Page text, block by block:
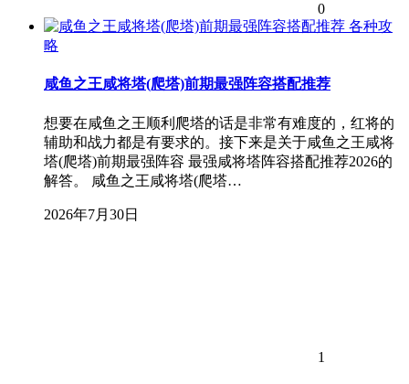
0
各种攻
略
咸鱼之王咸将塔(爬塔)前期最强阵容搭配推荐
想要在咸鱼之王顺利爬塔的话是非常有难度的，红将的
辅助和战力都是有要求的。接下来是关于咸鱼之王咸将
塔(爬塔)前期最强阵容 最强咸将塔阵容搭配推荐2026的
解答。 咸鱼之王咸将塔(爬塔…
2026年7月30日
1